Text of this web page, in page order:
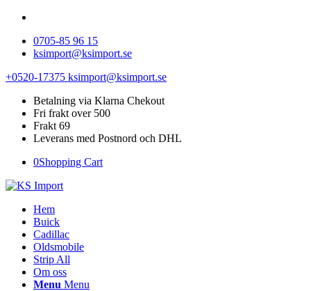
0705-85 96 15
ksimport@ksimport.se
+0520-17375 ksimport@ksimport.se
Betalning via Klarna Chekout
Fri frakt over 500
Frakt 69
Leverans med Postnord och DHL
0Shopping Cart
Hem
Buick
Cadillac
Oldsmobile
Strip All
Om oss
Menu Menu